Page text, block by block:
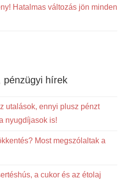
Hatalmas változás jön minden
pénzügyi hírek
utalások, ennyi plusz pénzt
nyugdíjasok is!
Most megszólaltak a
a cukor és az étolaj